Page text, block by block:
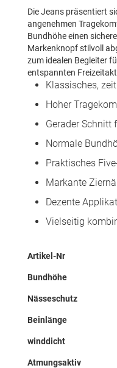
Die Jeans präsentiert
angenehmen
Bundhöhe einen
Markenknopf stilvoll
zum idealen Begleiter
entspannten
Klassisches,
Hoher
Gerader Schnitt
Normale
Praktisches
Markante
Dezente
Vielseitig
Mehr
Artikel-Nr
Bundhöhe
Nässeschutz
Beinlänge
winddicht
Atmungsaktiv